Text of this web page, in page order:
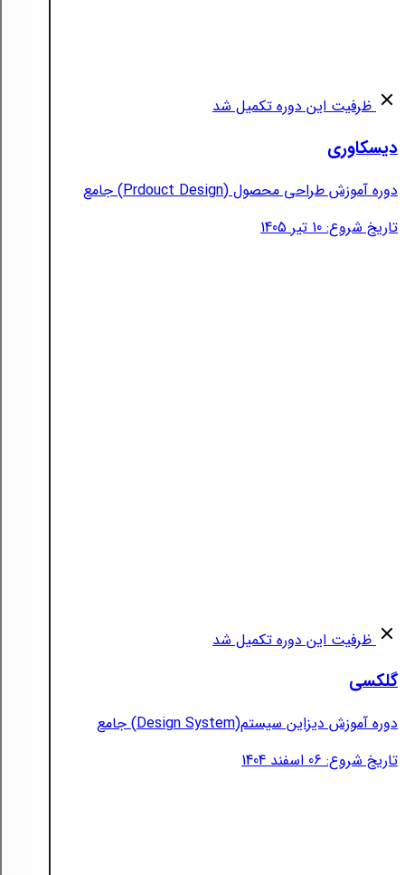
ظرفیت این دوره تکمیل شد
دیسکاوری
دوره آموزش طراحی محصول (Prdouct Design) جامع
تاریخ شروع: 10 تیر 1405
ظرفیت این دوره تکمیل شد
گلکسی
دوره آموزش دیزاین سیستم(Design System) جامع
تاریخ شروع: 06 اسفند 1404